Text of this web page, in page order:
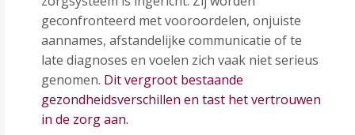
geconfronteerd met vooroordelen, onjuiste
aannames, afstandelijke communicatie of te
late diagnoses en voelen zich vaak niet serieus
genomen. Dit vergroot bestaande
gezondheidsverschillen en tast het vertrouwen
in de zorg aan.